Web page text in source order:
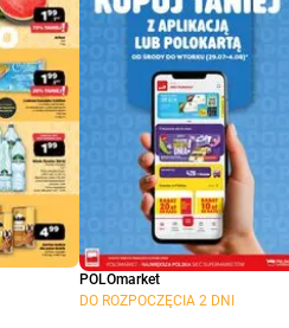
POLOmarket
DO ROZPOCZĘCIA 2 DNI